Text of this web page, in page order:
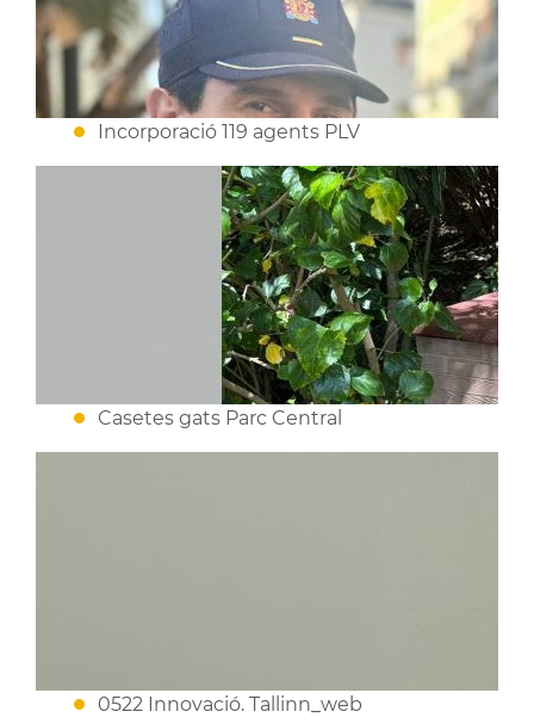
Incorporació 119 agents PLV
Casetes gats Parc Central
0522 Innovació. Tallinn_web